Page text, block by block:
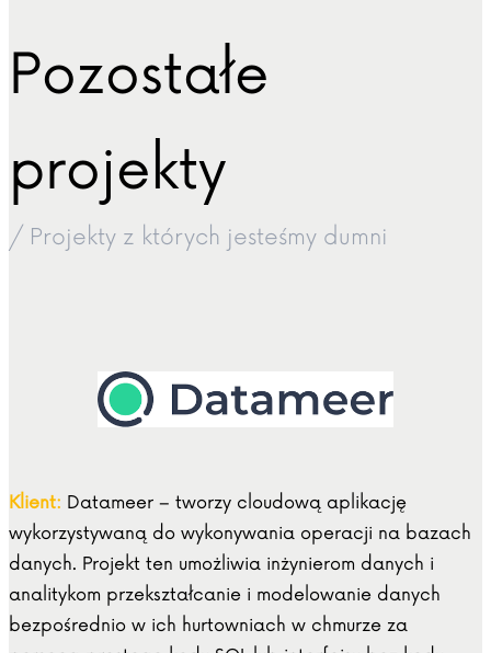
Pozostałe
projekty
/ Projekty z których jesteśmy dumni
Klient: Datameer – tworzy cloudową aplikację
wykorzystywaną do wykonywania operacji na bazach
danych. Projekt ten umożliwia inżynierom danych i
analitykom przekształcanie i modelowanie danych
bezpośrednio w ich hurtowniach w chmurze za